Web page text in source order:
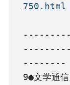
750.html
--------
9●文学通